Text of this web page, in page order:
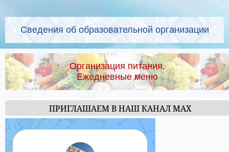
Сведения об образовательной организации
Организация питания.
Ежедневные меню
ПРИГЛАШАЕМ В НАШ КАНАЛ МАХ